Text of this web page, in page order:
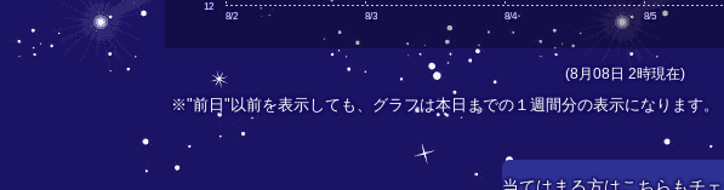
8/2 8/3 8/4 8/5
12
(8月08日 2時現在)
※"前日"以前を表示しても、グラフは本日までの１週間分の表示になります。